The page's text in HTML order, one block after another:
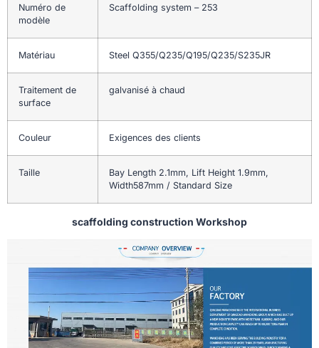
Numéro de
modèle
Scaffolding system – 253
Matériau Steel Q355/Q235/Q195/Q235/S235JR
Traitement de
surface
galvanisé à chaud
Couleur Exigences des clients
Taille
Bay Length 2.1mm, Lift Height 1.9mm,
Width587mm / Standard Size
scaffolding construction Workshop